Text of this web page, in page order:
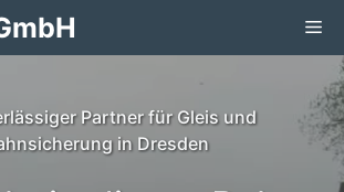
Partner für Gleis und
in Dresden